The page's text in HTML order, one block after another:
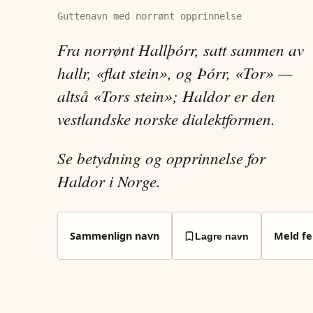
Guttenavn med norrønt opprinnelse
Fra norrønt Hallþórr, satt sammen av
hallr, «flat stein», og Þórr, «Tor» —
altså «Tors stein»; Haldor er den
vestlandske norske dialektformen.
Se betydning og opprinnelse for
Haldor i Norge.
Sammenlign navn Lagre navn Meld